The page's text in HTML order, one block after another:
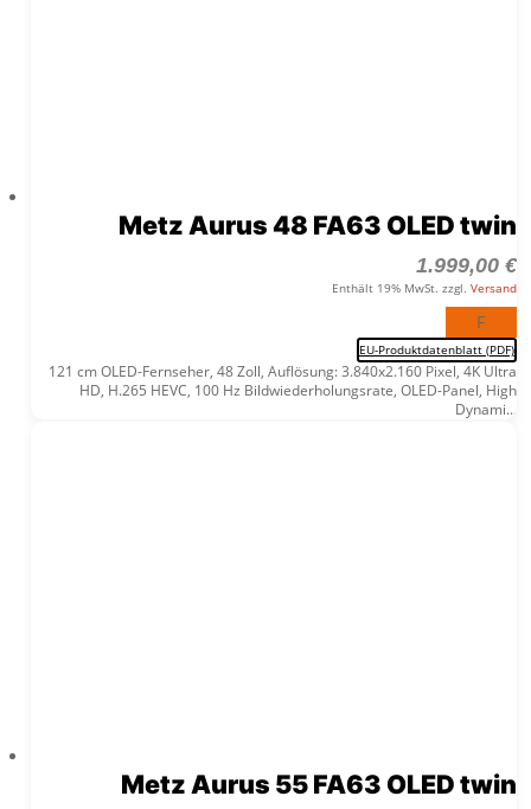
Metz Aurus 48 FA63 OLED twin
1.999,00 €
Enthält 19% MwSt. zzgl. Versand
F
EU-Produktdatenblatt (PDF)
121 cm OLED-Fernseher, 48 Zoll, Auflösung: 3.840x2.160 Pixel, 4K Ultra
HD, H.265 HEVC, 100 Hz Bildwiederholungsrate, OLED-Panel, High
Dynami...
Metz Aurus 55 FA63 OLED twin